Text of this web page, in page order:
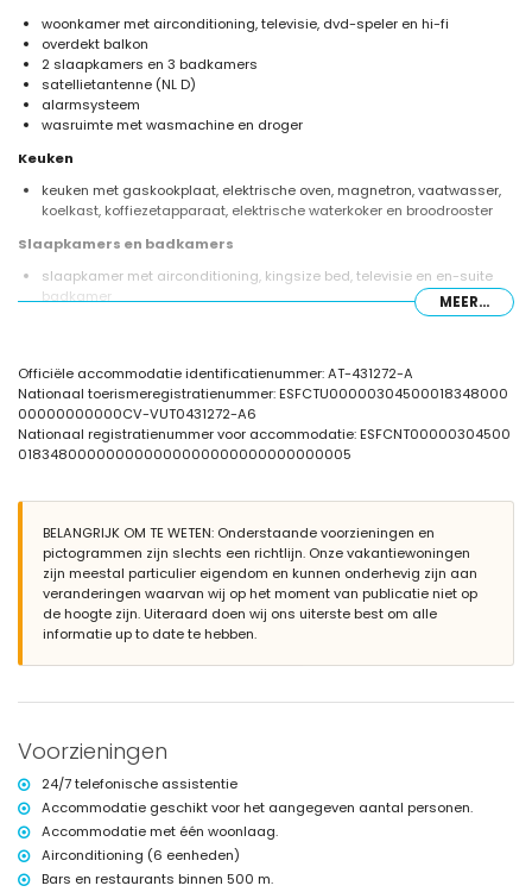
woonkamer met airconditioning, televisie, dvd-speler en hi-fi
overdekt balkon
2 slaapkamers en 3 badkamers
satellietantenne (NL D)
alarmsysteem
wasruimte met wasmachine en droger
Keuken
keuken met gaskookplaat, elektrische oven, magnetron, vaatwasser,
koelkast, koffiezetapparaat, elektrische waterkoker en broodrooster
Slaapkamers en badkamers
slaapkamer met airconditioning, kingsize bed, televisie en en-suite
badkamer
slaapkamer met airconditioning, tweepersoonsbed en en-suite
haardroger
en-suite badkamer met enkele wastafel, douche en toilet
badkamer met enkele wastafel, douche en toilet
Exterieur van de villa
privézwembad van 9m x 5m en 1,9m diep
prachtige tuin met gazon, grind, bomen en tuinmeubilair met
ligbedden
3 terrassen, waarvan 1 overdekt
barbecue
buiten zit- en eetgedeelte
2 privé overdekte parkeerplaatsen en een privé parkeerplaats
Meer informatie
dichtstbijzijnde strand: Las Marinas, Denia (binnen 500 meter van de
dichtstbijzijnde haven: Marina de Denia (binnen 5 kilometer van de
villa)
dichtstbijzijnde park: Montgo, Javea (binnen 5 kilometer van de villa)
dichtstbijzijnde luchthaven: Alicante (binnen 100 kilometer van de
villa)
MEER...
Officiële accommodatie identificatienummer: AT-431272-A
Nationaal toerismeregistratienummer: ESFCTU00000304500018348000
00000000000CV-VUT0431272-A6
Nationaal registratienummer voor accommodatie: ESFCNT00000304500
018348000000000000000000000000000005
BELANGRIJK OM TE WETEN: Onderstaande voorzieningen en
pictogrammen zijn slechts een richtlijn. Onze vakantiewoningen
zijn meestal particulier eigendom en kunnen onderhevig zijn aan
veranderingen waarvan wij op het moment van publicatie niet op
de hoogte zijn. Uiteraard doen wij ons uiterste best om alle
informatie up to date te hebben.
Voorzieningen
24/7 telefonische assistentie
Accommodatie geschikt voor het aangegeven aantal personen.
Accommodatie met één woonlaag.
Airconditioning (6 eenheden)
Bars en restaurants binnen 500 m.